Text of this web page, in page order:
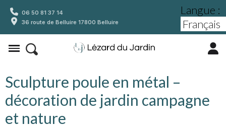
06 50 81 37 14
36 route de Belluire 17800 Belluire
Langue :
Sculpture poule en métal –
décoration de jardin campagne
et nature